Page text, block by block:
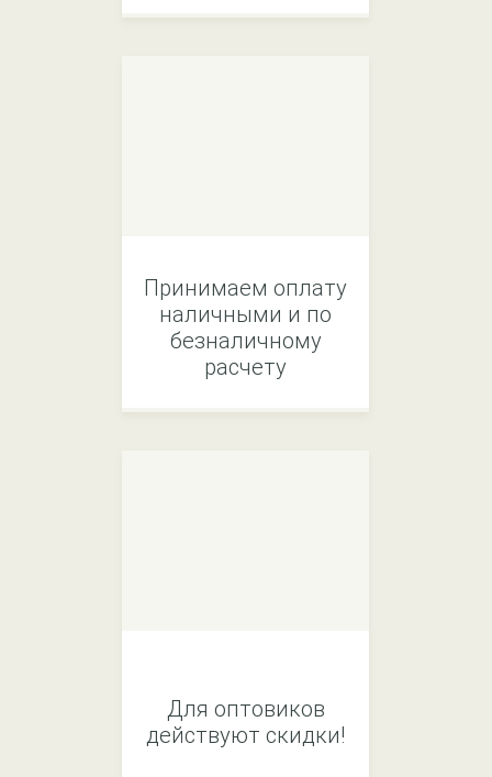
Принимаем оплату
наличными и по
безналичному
расчету
Для оптовиков
действуют скидки!